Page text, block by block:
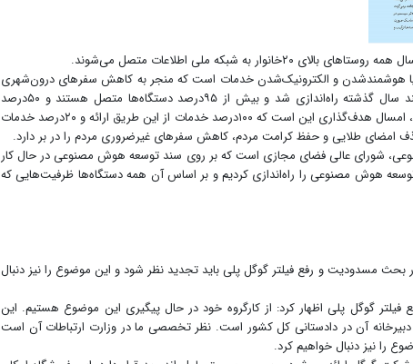
به شبکه ملی اطلاعات متصل می‌شوند.
هوشمندشدن و الکترونیک‌شدن خدمات است که منجر به کاهش سفرهای درون‌شهری
و برون‌شهری می‌شود، گفت: پنجره ملی خدمات دولت هوشمند سال گذشته راه‌اندازی شد و بیش از ۹۵درصد دستگاه‌ها متصل هستند و ۵۰درصد
خدماتشان را از این طریق ارائه می‌دهند. به گفته وزیر ارتباطات، امسال هدف‌گذاری این است که ۱۰۰درصد خدمات از این طریق ارائه و ۲۰درصد خدمات
امضای طلایی و حفظ کرامت مردم، کاهش سفرهای غیرضروری مردم را در بر دارد.
شورای عالی فضای مجازی است که بر روی سند توسعه هوش مصنوعی در حال کار
هوش مصنوعی را راه‌اندازی کردیم و بر اساس آن همه دستگاه‌ها ظرفیت‌هایی که
مسدودیت و رفع فیلتر گوگل پلی باید تجدید نظر شود و این موضوع را نیز دنبال
فیلتر گوگل پلی اظهار کرد: از کارگروه خود در حال پیگیری این موضوع هستیم. این
آن در دادستانی کل کشور است. نظر تخصصی ما در وزارت ارتباطات آن است
را نیز دنبال خواهیم کرد.